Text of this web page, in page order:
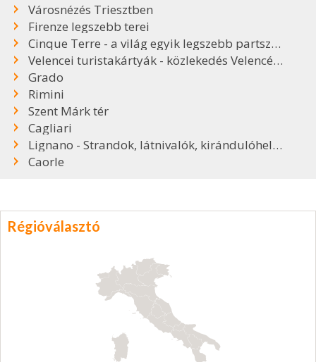
Városnézés Triesztben
Firenze legszebb terei
Cinque Terre - a világ egyik legszebb partszakasza
Velencei turistakártyák - közlekedés Velencében
Grado
Rimini
Szent Márk tér
Cagliari
Lignano - Strandok, látnivalók, kirándulóhelyek
Caorle
Régióválasztó